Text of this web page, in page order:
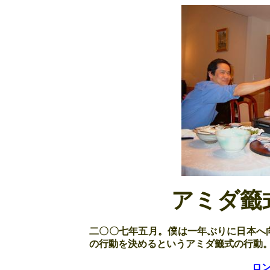
アミダ籤
二〇〇七年五月。僕は一年ぶりに日本
の行動を決めるというアミダ籤式の行動
ロ